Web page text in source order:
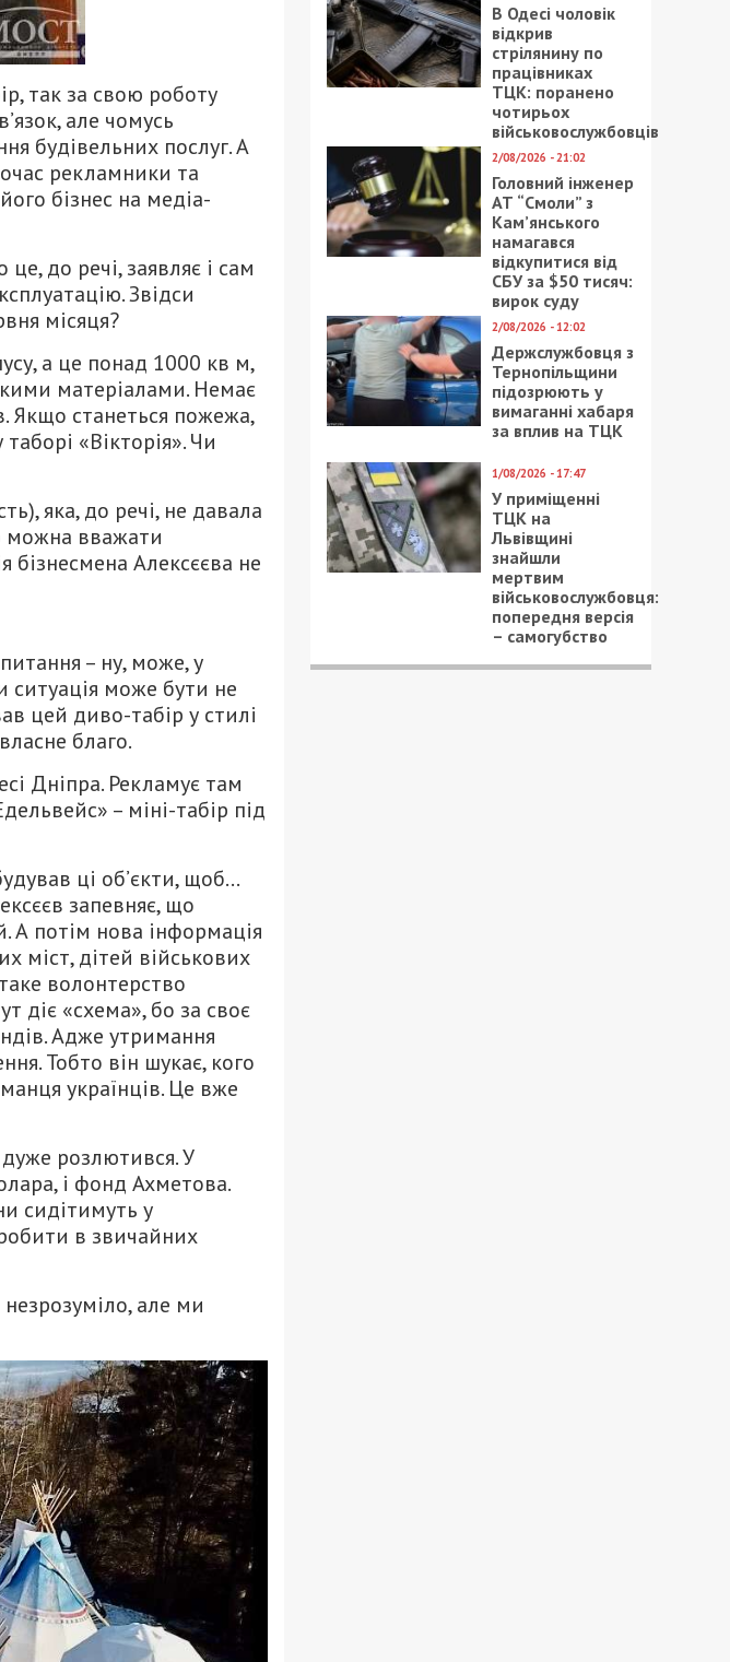
так за свою роботу
але чомусь
будівельних послуг. А
рекламники та
бізнес на медіа-
до речі, заявляє і сам
Звідси
місяця?
а це понад 1000 кв м,
матеріалами. Немає
Якщо станеться пожежа,
«Вікторія». Чи
яка, до речі, не давала
можна вважати
бізнесмена Алексєєва не
– ну, може, у
ситуація може бути не
цей диво-табір у стилі
благо.
Дніпра. Рекламує там
– міні-табір під
ці об’єкти, щоб…
запевняє, що
А потім нова інформація
міст, дітей військових
волонтерство
діє «схема», бо за своє
Адже утримання
Тобто він шукає, кого
українців. Це вже
розлютився. У
і фонд Ахметова.
сидітимуть у
в звичайних
але ми
В Одесі чоловік
відкрив
стрілянину по
працівниках
ТЦК: поранено
чотирьох
військовослужбовців
2/08/2026 - 21:02
Головний інженер
АТ “Смоли” з
Кам’янського
намагався
відкупитися від
СБУ за $50 тисяч:
вирок суду
2/08/2026 - 12:02
Держслужбовця з
Тернопільщини
підозрюють у
вимаганні хабаря
за вплив на ТЦК
1/08/2026 - 17:47
У приміщенні
ТЦК на
Львівщині
знайшли
мертвим
військовослужбовця:
попередня версія
– самогубство